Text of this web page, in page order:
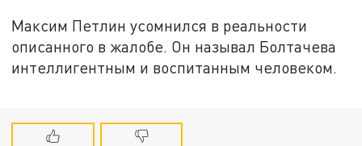
Максим Петлин усомнился в реальности
описанного в жалобе. Он называл Болтачева
интеллигентным и воспитанным человеком.